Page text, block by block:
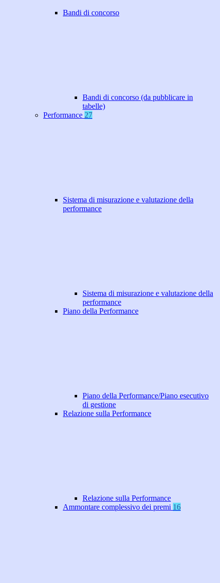
Bandi di concorso
Bandi di concorso (da pubblicare in
tabelle)
Performance 27
Sistema di misurazione e valutazione della
performance
Sistema di misurazione e valutazione della
performance
Piano della Performance
Piano della Performance/Piano esecutivo
di gestione
Relazione sulla Performance
Relazione sulla Performance
Ammontare complessivo dei premi 16